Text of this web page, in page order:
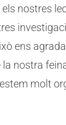
nostres
ens
la nostra
molt